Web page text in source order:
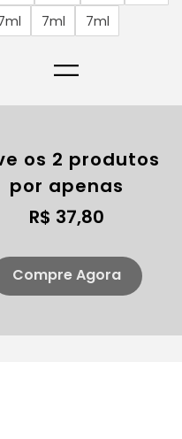
7ml 7ml
=
os 2 produtos
por apenas
R$ 37,80
Compre Agora